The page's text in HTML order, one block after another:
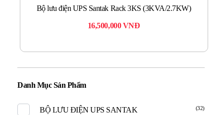
Bộ lưu điện UPS Santak Rack 3KS (3KVA/2.7KW)
16,500,000VNĐ
Danh Mục Sản Phẩm
BỘ LƯU ĐIỆN UPS SANTAK (32)